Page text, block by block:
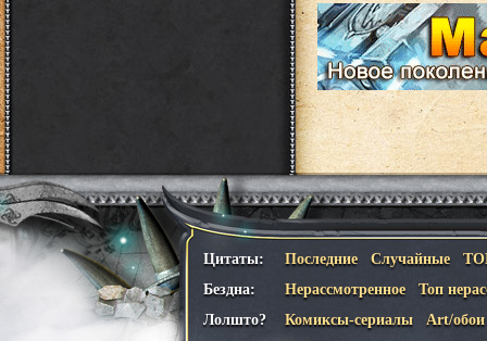
Цитаты: Последние Случайные
Бездна:
Нерассмотренное
Топ
Лолшто?
Комиксы-сериалы
Art/обои